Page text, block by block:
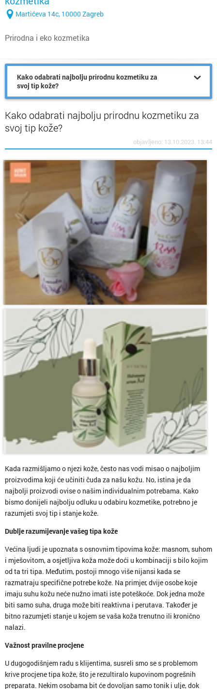
Martićeva 14c, 10000 Zagreb
Prirodna i eko kozmetika
Kako odabrati najbolju prirodnu kozmetiku za
svoj tip kože?
Kako odabrati najbolju prirodnu kozmetiku za
svoj tip kože?
objavljeno: 13.10.2023. 13:44
Kada razmišljamo o njezi kože, često nas vodi misao o najboljim
proizvodima koji će učiniti čuda za našu kožu. No, istina je da
najbolji proizvodi ovise o našim individualnim potrebama. Kako
bismo donijeli najbolju odluku u odabiru kozmetike, potrebno je
razumjeti svoj tip i stanje kože.
Dublje razumijevanje vašeg tipa kože
Većina ljudi je upoznata s osnovnim tipovima kože: masnom, suhom
i mješovitom, a osjetljiva koža može doći u kombinaciji s bilo kojim
od ta tri tipa. Međutim, postoji mnogo više nijansi kada se
razmatraju specifične potrebe kože. Na primjer, dvije osobe koje
imaju suhu kožu neće nužno imati iste poteškoće. Dok jedna može
biti samo suha, druga može biti reaktivna i perutava. Također je
bitno razumjeti stanje u kojem se vaša koža trenutno ili kronično
nalazi.
Važnost pravilne procjene
U dugogodišnjem radu s klijentima, susreli smo se s problemom
krive procjene tipa kože, što je rezultiralo kupovinom pogrešnih
preparata. Nekim osobama bit će dovoljan samo tonik i ulje, dok